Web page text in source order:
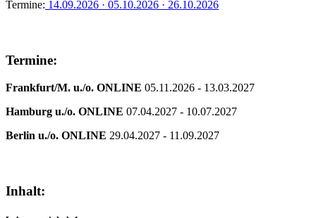
Termine: 14.09.2026 · 05.10.2026 · 26.10.2026
Termine:
Frankfurt/M. u./o. ONLINE 05.11.2026 - 13.03.2027
Hamburg u./o. ONLINE 07.04.2027 - 10.07.2027
Berlin u./o. ONLINE 29.04.2027 - 11.09.2027
Inhalt: